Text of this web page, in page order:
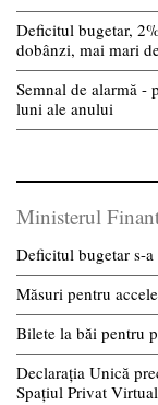
Deficitul bugetar,
dobânzi, mai mari
Semnal de alarmă -
luni ale anului
Ministerul
Deficitul bugetar s-
Măsuri pentru
Bilete la băi pentru
Declarația Unică
Spațiul Privat